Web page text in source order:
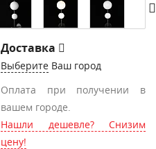
Доставка
Выберите Ваш город
Оплата при получении в
вашем городе.
Нашли дешевле? Снизим
цену!